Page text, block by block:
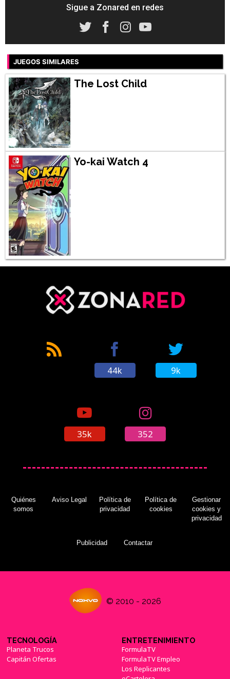
Sigue a Zonared en redes
JUEGOS SIMILARES
The Lost Child
Yo-kai Watch 4
44k 9k
35k 352
Quiénes
somos
Aviso Legal
Política de
privacidad
Política de
cookies
Gestionar
cookies y
privacidad
Publicidad Contactar
© 2010 - 2026
TECNOLOGÍA
Planeta Trucos
Capitán Ofertas
ENTRETENIMIENTO
FormulaTV
FormulaTV Empleo
Los Replicantes